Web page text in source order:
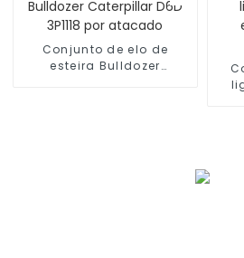
Conjunto de elo de
esteira Bulldozer